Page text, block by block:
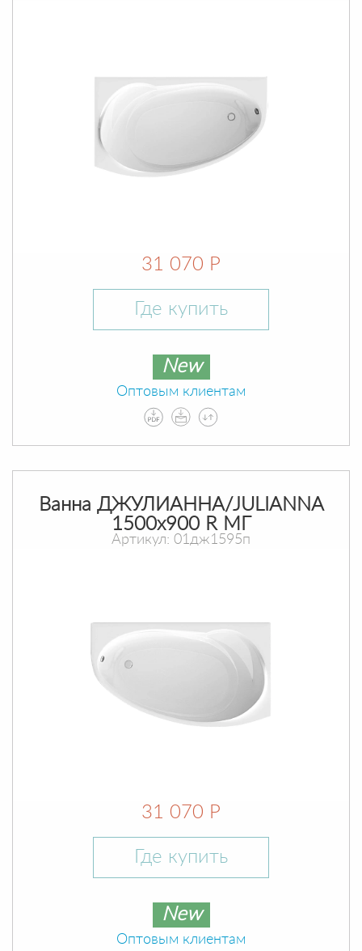
31 070 Р
Где купить
New
Оптовым клиентам
Ванна ДЖУЛИАННА/JULIANNA
1500х900 R МГ
Артикул: 01дж1595п
31 070 Р
Где купить
New
Оптовым клиентам